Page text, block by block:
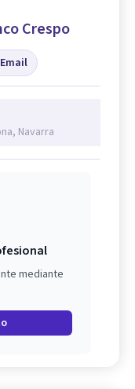
Crespo
Email
Navarra
mediante